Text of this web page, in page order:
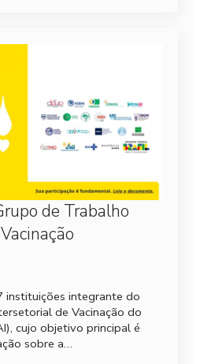
de Trabalho
instituições integrante do
de Vacinação do
cujo objetivo principal é
sobre a…